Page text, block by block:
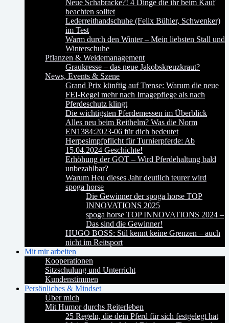
Neue Schabracke?! 4 Dinge die ihr beim Kauf
beachten solltet
Lederreithandschuhe (Felix Bühler, Schwenker)
im Test
Warm durch den Winter – Mein liebsten Stall und
Winterschuhe
Pflanzen & Weidemanagement
Graukresse – das neue Jakobskreuzkraut?
News, Events & Szene
Grand Prix künftig auf Trense: Warum die neue
FEI-Regel mehr nach Imagepflege als nach
Pferdeschutz klingt
Die wichtigsten Pferdemessen im Überblick
Alles neu beim Reithelm? Was die Norm
EN1384:2023-06 für dich bedeutet
Herpesimpfpflicht für Turnierpferde: Ab
15.04.2024 Geschichte!
Erhöhung der GOT – Wird Pferdehaltung bald
unbezahlbar?
Warum Heu dieses Jahr deutlich teurer wird
spoga horse
Die Gewinner der spoga horse TOP
INNOVATIONS 2025
spoga horse TOP INNOVATIONS 2024 –
Das sind die Gewinner!
HUGO BOSS: Stil kennt keine Grenzen – auch
nicht im Reitsport
Mit mir arbeiten
Kooperationen
Sitzschulung und Unterricht
Kundenstimmen
Persönliches & Mindset
Über mich
Mit Humor durchs Reiterleben
25 Regeln, die dein Pferd für sich festgelegt hat